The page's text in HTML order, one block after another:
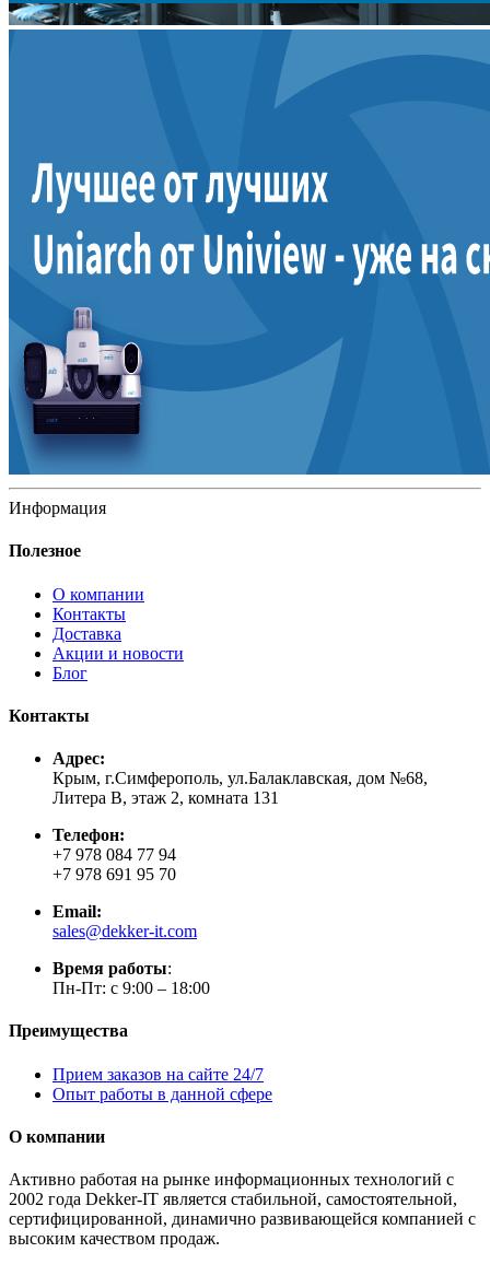
Информация
Полезное
О компании
Контакты
Доставка
Акции и новости
Блог
Контакты
Адрес:
Крым, г.Симферополь, ул.Балаклавская, дом №68,
Литера В, этаж 2, комната 131
Телефон:
+7 978 084 77 94
+7 978 691 95 70
Email:
sales@dekker-it.com
Время работы:
Пн-Пт: с 9:00 – 18:00
Преимущества
Прием заказов на сайте 24/7
Опыт работы в данной сфере
О компании
Активно работая на рынке информационных технологий с
2002 года Dekker-IT является стабильной, самостоятельной,
сертифицированной, динамично развивающейся компанией с
высоким качеством продаж.